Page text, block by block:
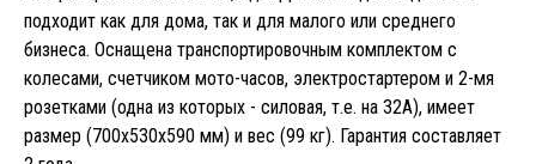
подходит как для дома, так и для малого или среднего
бизнеса. Оснащена транспортировочным комплектом с
колесами, счетчиком мото-часов, электростартером и 2-мя
розетками (одна из которых - силовая, т.е. на 32А), имеет
размер (700х530х590 мм) и вес (99 кг). Гарантия составляет